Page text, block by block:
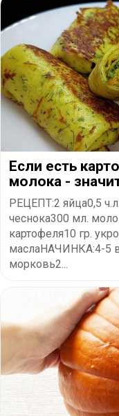
Если есть
молока -
РЕЦЕПТ:2 яйца0,5
чеснока300 мл.
картофеля10 гр.
маслаНАЧИНКА:4-5
морковь2...